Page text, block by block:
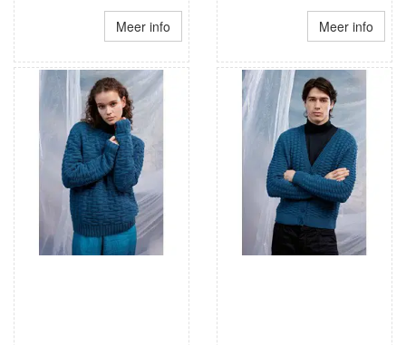
Meer info Meer info